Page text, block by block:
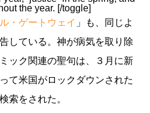
the year. [/toggle]
・ゲートウェイ 」も、同じよ
している。神が病気を取り除
ック関連の聖句は、３月に新
て米国がロックダウンされた
索をされた。